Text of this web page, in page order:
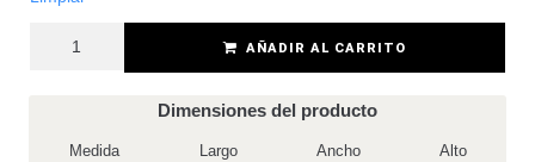
AÑADIR AL CARRITO
Dimensiones del producto
Medida Largo Ancho Alto